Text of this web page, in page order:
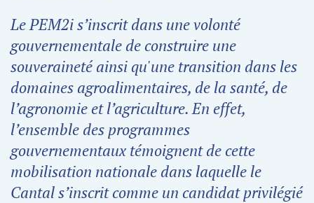
Le PEM2i s’inscrit dans une volonté
gouvernementale de construire une
souveraineté ainsi qu'une transition dans les
domaines agroalimentaires, de la santé, de
l’agronomie et l’agriculture. En effet,
l’ensemble des programmes
gouvernementaux témoignent de cette
mobilisation nationale dans laquelle le
Cantal s’inscrit comme un candidat privilégié